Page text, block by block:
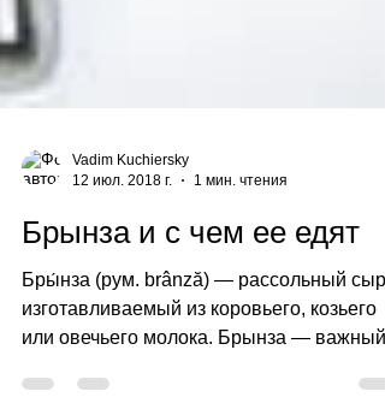
Брынза и с чем ее едят
Бры́нза (рум. brânză) — рассольный сыр,
изготавливаемый из коровьего, козьего
или овечьего молока. Брынза — важный